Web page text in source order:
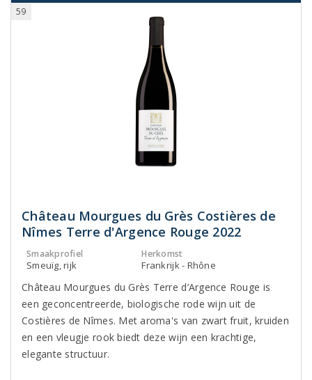
59
Château Mourgues du Grès Costières de
Nîmes Terre d'Argence Rouge 2022
Smaakprofiel
Smeuïg, rijk
Herkomst
Frankrijk - Rhône
Château Mourgues du Grès Terre d’Argence Rouge is
een geconcentreerde, biologische rode wijn uit de
Costières de Nîmes. Met aroma's van zwart fruit, kruiden
en een vleugje rook biedt deze wijn een krachtige,
elegante structuur.